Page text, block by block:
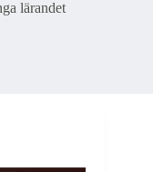
lärandet